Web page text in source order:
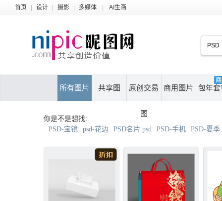
首页 设计 摄影 多媒体 AI生画
所有图片 共享图 原创交易
图
商用图片 包年套
你是不是想找:
PSD-宝镜 psd-花边 PSD名片.psd PSD-手机 PSD-夏季